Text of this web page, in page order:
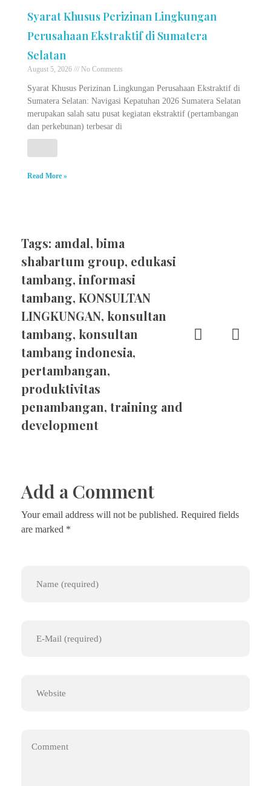
Syarat Khusus Perizinan Lingkungan
Perusahaan Ekstraktif di Sumatera
Selatan
August 5, 2026 No Comments
Syarat Khusus Perizinan Lingkungan Perusahaan Ekstraktif di
Sumatera Selatan: Navigasi Kepatuhan 2026 Sumatera Selatan
merupakan salah satu pusat kegiatan ekstraktif (pertambangan
dan perkebunan) terbesar di
Read More »
Tags: amdal, bima
shabartum group, edukasi
tambang, informasi
tambang, KONSULTAN
LINGKUNGAN, konsultan
tambang, konsultan
tambang indonesia,
pertambangan,
produktivitas
penambangan, training and
development
Add a Comment
Your email address will not be published. Required fields
are marked *